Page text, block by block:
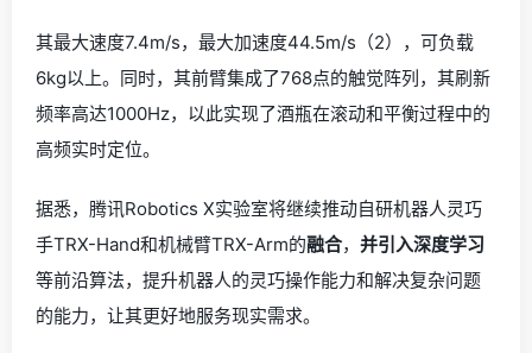
其最大速度7.4m/s，最大加速度44.5m/s（2），可负载
6kg以上。同时，其前臂集成了768点的触觉阵列，其刷新
频率高达1000Hz，以此实现了酒瓶在滚动和平衡过程中的
高频实时定位。
据悉，腾讯Robotics X实验室将继续推动自研机器人灵巧
手TRX-Hand和机械臂TRX-Arm的融合， 并引入深度学习
等前沿算法，提升机器人的灵巧操作能力和解决复杂问题
的能力，让其更好地服务现实需求。